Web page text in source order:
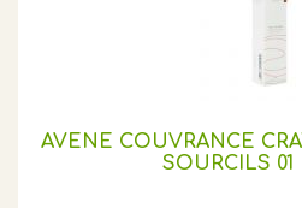
AVENE COUVRANCE
SOURCILS